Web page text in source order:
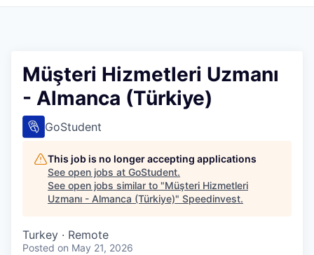
Müşteri Hizmetleri Uzmanı
- Almanca (Türkiye)
GoStudent
This job is no longer accepting applications
See open jobs at GoStudent.
See open jobs similar to "Müşteri Hizmetleri
Uzmanı - Almanca (Türkiye)" Speedinvest.
Turkey · Remote
Posted on May 21, 2026